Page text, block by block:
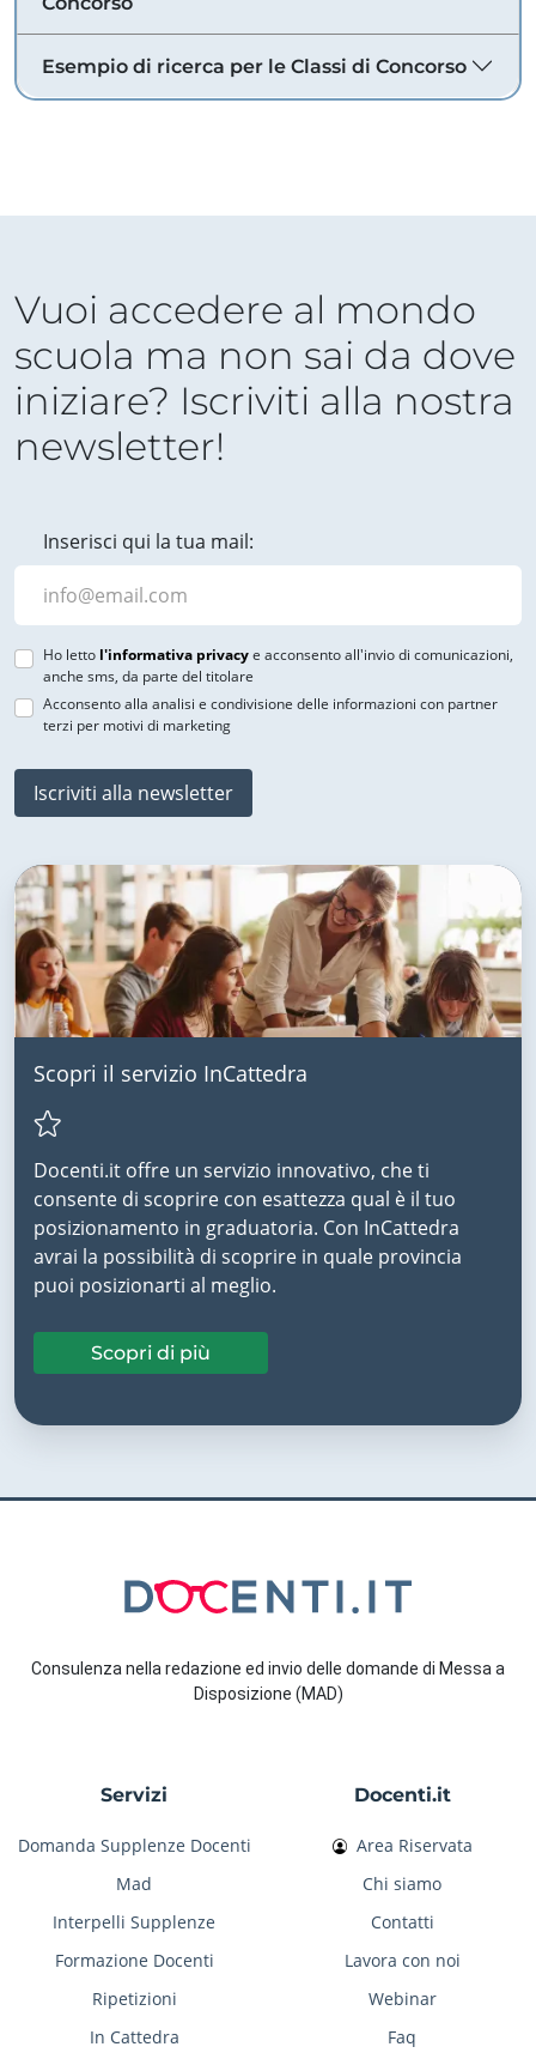
Esempio di ricerca per le Classi di Concorso
Vuoi accedere al mondo
scuola ma non sai da dove
iniziare? Iscriviti alla nostra
newsletter!
Inserisci qui la tua mail:
Ho letto l'informativa privacye acconsento all'invio di comunicazioni,
anche sms, da parte del titolare
Acconsento alla analisi e condivisione delle informazioni con partner
terzi per motivi di marketing
Iscriviti alla newsletter
Scopri il servizio InCattedra
Docenti.it offre un servizio innovativo, che ti
consente di scoprire con esattezza qual è il tuo
posizionamento in graduatoria. Con InCattedra
avrai la possibilità di scoprire in quale provincia
puoi posizionarti al meglio.
Scopri di più
Consulenza nella redazione ed invio delle domande di Messa a
Disposizione (MAD)
Servizi
Domanda Supplenze Docenti
Mad
Interpelli Supplenze
Formazione Docenti
Ripetizioni
In Cattedra
Docenti.it
Area Riservata
Chi siamo
Contatti
Lavora con noi
Webinar
Faq